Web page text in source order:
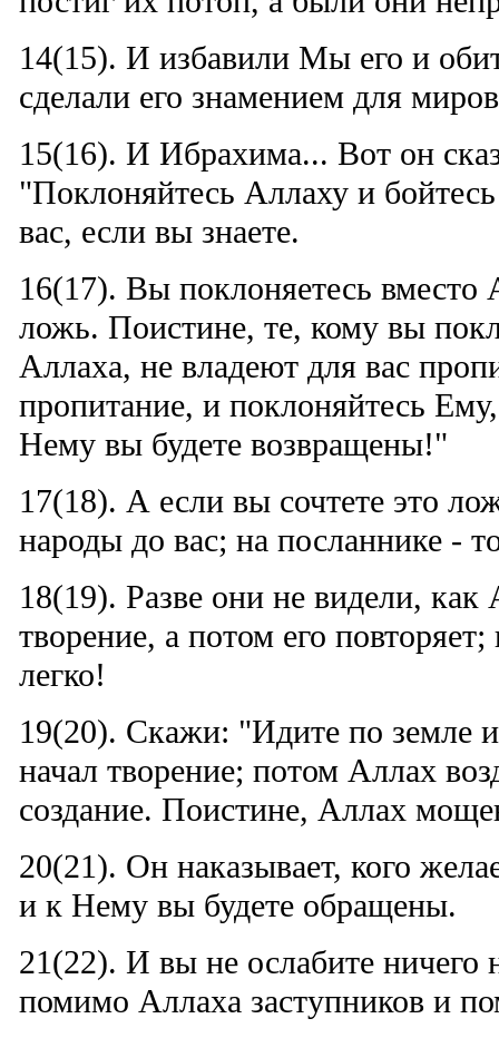
14(15). И избавили Мы его и
сделали его знамением для
15(16). И Ибрахима... Вот он
"Поклоняйтесь Аллаху и
вас, если вы знаете.
16(17). Вы поклоняетесь вместо
ложь. Поистине, те, кому вы
Аллаха, не владеют для вас
пропитание, и поклоняйтесь
Нему вы будете возвращены!"
17(18). А если вы сочтете это
народы до вас; на посланнике -
18(19). Разве они не видели, как
творение, а потом его
легко!
19(20). Скажи: "Идите по земле
начал творение; потом Аллах
создание. Поистине, Аллах
20(21). Он наказывает, кого
и к Нему вы будете обращены.
21(22). И вы не ослабите ничего
помимо Аллаха заступников и